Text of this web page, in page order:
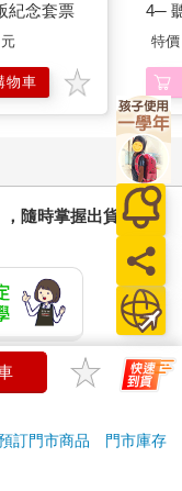
紀念套票
元
物車
4─
期
特價
隨時掌握出貨動
電話要求您前往
上當！
訂門市商品
門市庫存